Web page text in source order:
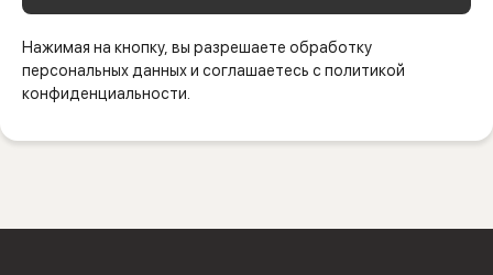
Нажимая на кнопку, вы разрешаете обработку
персональных данных и соглашаетесь с политикой
конфиденциальности.